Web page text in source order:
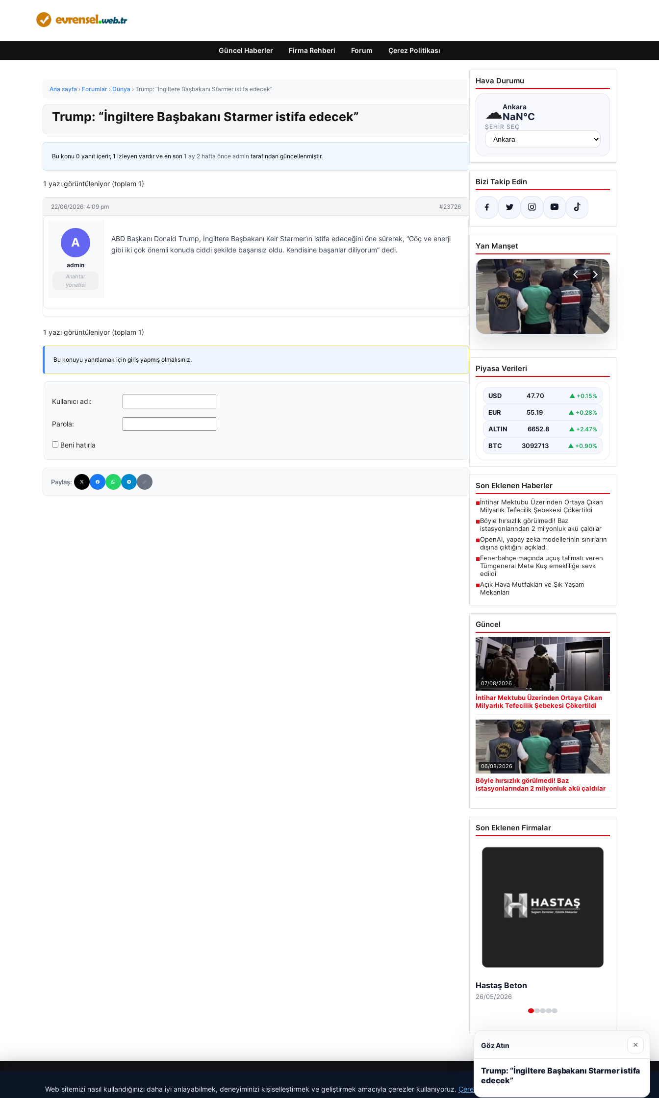
Güncel Haberler Firma Rehberi Forum Çerez Politikası
Ana sayfa › Forumlar › Dünya › Trump: “İngiltere Başbakanı Starmer istifa edecek”
Trump: “İngiltere Başbakanı Starmer istifa edecek”
Bu konu 0 yanıt içerir, 1 izleyen vardır ve en son 1 ay 2 hafta önce admin tarafından güncellenmiştir.
1 yazı görüntüleniyor (toplam 1)
22/06/2026: 4:09 pm #23726
A
admin
Anahtar
yönetici
ABD Başkanı Donald Trump, İngiltere Başbakanı Keir Starmer’ın istifa edeceğini öne sürerek, “Göç ve enerji
gibi iki çok önemli konuda ciddi şekilde başarısız oldu. Kendisine başarılar diliyorum” dedi.
1 yazı görüntüleniyor (toplam 1)
Bu konuyu yanıtlamak için giriş yapmış olmalısınız.
Kullanıcı adı:
Parola:
Beni hatırla
Paylaş:
Hava Durumu
☁Ankara
NaN°C
ŞEHIR SEÇ
Bizi Takip Edin
Yan Manşet
06.08.2026
Böyle hırsızlık görülmedi!
Baz istasyonlarından 2
Piyasa Verileri
USD 47.70 ▲ +0.15%
EUR 55.19 ▲ +0.28%
ALTIN 6652.8 ▲ +2.47%
BTC 3092713 ▲ +0.90%
Son Eklenen Haberler
■İntihar Mektubu Üzerinden Ortaya Çıkan
Milyarlık Tefecilik Şebekesi Çökertildi
■Böyle hırsızlık görülmedi! Baz
istasyonlarından 2 milyonluk akü çaldılar
■OpenAI, yapay zeka modellerinin sınırların
dışına çıktığını açıkladı
■Fenerbahçe maçında uçuş talimatı veren
Tümgeneral Mete Kuş emekliliğe sevk
edildi
■Açık Hava Mutfakları ve Şık Yaşam
Mekanları
Güncel
07/08/2026
İntihar Mektubu Üzerinden Ortaya Çıkan
Milyarlık Tefecilik Şebekesi Çökertildi
06/08/2026
Böyle hırsızlık görülmedi! Baz
istasyonlarından 2 milyonluk akü çaldılar
Son Eklenen Firmalar
Hastaş Beton
26/05/2026
Web sitemizi nasıl kullandığınızı daha iyi anlayabilmek, deneyiminizi kişiselleştirmek ve geliştirmek amacıyla çerezler kullanıyoruz. Çerez Politikamız
Göz Atın ×
Trump: “İngiltere Başbakanı Starmer istifa
edecek”